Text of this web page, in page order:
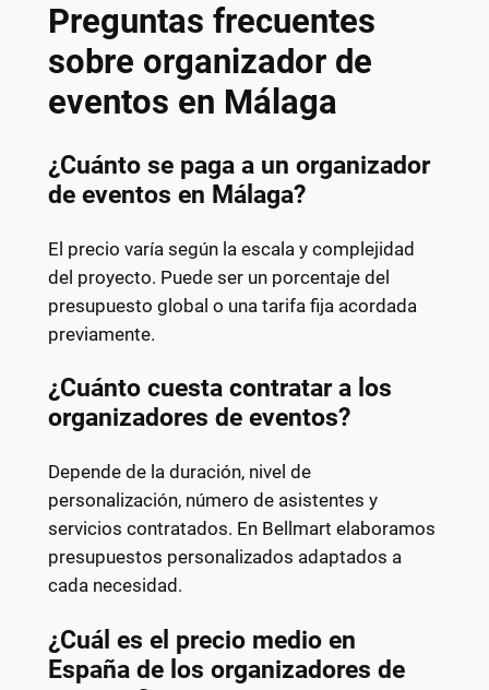
Preguntas frecuentes
sobre organizador de
eventos en Málaga
¿Cuánto se paga a un organizador
de eventos en Málaga?
El precio varía según la escala y complejidad
del proyecto. Puede ser un porcentaje del
presupuesto global o una tarifa fija acordada
previamente.
¿Cuánto cuesta contratar a los
organizadores de eventos?
Depende de la duración, nivel de
personalización, número de asistentes y
servicios contratados. En Bellmart elaboramos
presupuestos personalizados adaptados a
cada necesidad.
¿Cuál es el precio medio en
España de los organizadores de